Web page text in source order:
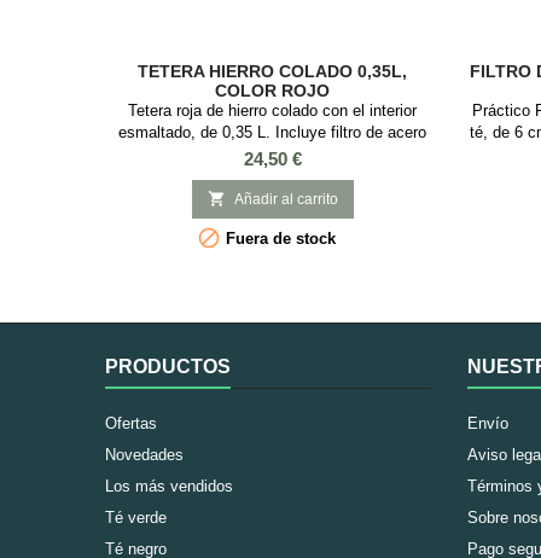
TETERA HIERRO COLADO 0,35L,
COLOR ROJO
Tetera roja de hierro colado con el interior
esmaltado, de 0,35 L. Incluye filtro de acero
inoxidable. Disponible filtro de recambio.
Precio
24,50 €
 Añadir al carrito
 Fuera de stock
FILTRO
Práctico
té, de 6
con asa
todo tipo
usar
PRODUCTOS
Ofertas
Novedades
Los más vendidos
Té verde
Té negro
Envío
Aviso legal
Términos
Sobre
Pago